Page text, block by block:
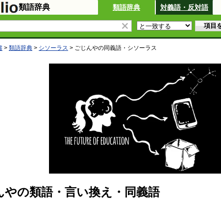
類語辞典 類語辞典 対義語・反対語
> 類語辞典 > シソーラス > ごじんやの同義語・シソーラス
やの類語・言い換え・同義語